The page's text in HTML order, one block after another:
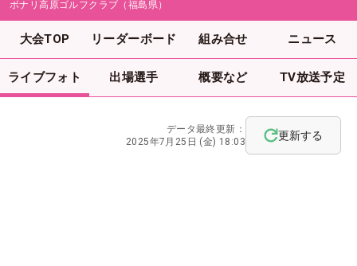
ボナリ高原ゴルフクラブ（福島県）
大会TOP リーダーボード 組み合せ ニュース
ライブフォト 出場選手 概要など TV放送予定
データ最終更新：
2025年7月25日 (金) 18:03
更新する